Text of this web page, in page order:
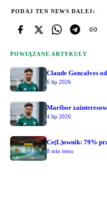
PODAJ TEN NEWS DALEJ:
POWIĄZANE ARTYKUŁY
Claude Goncalves
6 lip 2026
Maribor
4 lip 2026
Ce(L)ownik: 79%
8 min temu